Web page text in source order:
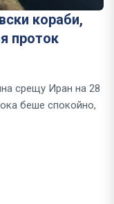
кораби,
проток
срещу Иран на 28
беше спокойно,